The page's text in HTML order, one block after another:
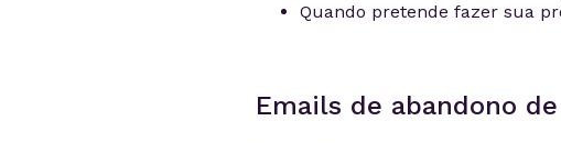
Quando pretende fazer sua
Emails de abandono